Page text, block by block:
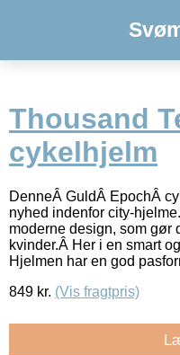
Thousand
cykelhjelm
DenneÂ GuldÂ EpochÂ
nyhed indenfor city-
moderne design, som
kvinder.Â Her i en smart
Hjelmen har en god
849 kr. (Vis fragtpris)